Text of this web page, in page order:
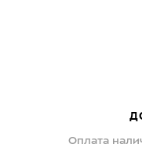
Оплата